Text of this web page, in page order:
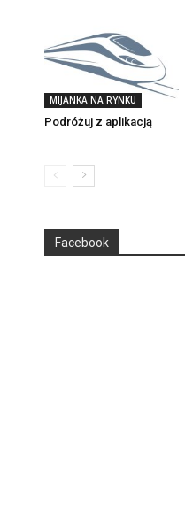
MIJANKA NA RYNKU
Podróżuj z aplikacją
Facebook